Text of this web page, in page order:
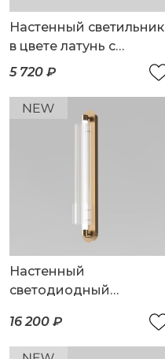
Настенный светильник
в цвете латунь с
фактурным плафоном
5 720 ₽
Настенный
светодиодный
регулировкой
цветовой температуры
16 200 ₽